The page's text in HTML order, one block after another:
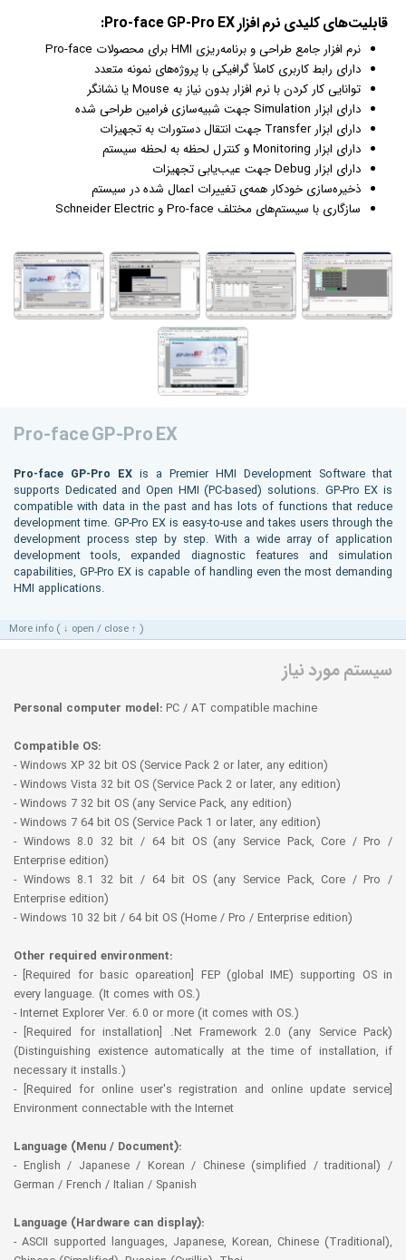
قابلیت‌‌های کلیدی نرم افزار
نرم افزار جامع طراحی و برنامه‌ریزی HMI برای محصولات Pro-face
دارای رابط کاربری کاملاًگرافیکی با پروژه‌های نمونه متعدد
توانایی کار کردن با نرم افزار بدون نیاز به Mouse یا نشانگر
دارای ابزار Simulation جهت شبیه‌سازی فرامین طراحی شده
دارای ابزار Transfer جهت انتقال دستورات به تجهیزات
دارای ابزار Monitoring و کنترل لحظه به لحظه سیستم
دارای ابزار Debug جهت عیب‌یابی تجهیزات
ذخیره‌سازی خودکار همه‌ی تغییرات اعمال شده در سیستم
سازگاری با سیستم‌های مختلف Pro-face و Schneider Electric
Pro-face GP-Pro EX
Pro-face GP-Pro EX is a Premier HMI Development Software that
supports Dedicated and Open HMI (PC-based) solutions. GP-Pro EX is
compatible with data in the past and has lots of functions that reduce
development time. GP-Pro EX is easy-to-use and takes users through the
development process step by step. With a wide array of application
development tools, expanded diagnostic features and simulation
capabilities, GP-Pro EX is capable of handling even the most demanding
HMI applications.
More info ( ↓ open / close ↑ )
سیستم مورد نیاز
Personal computer model: PC / AT compatible machine
Compatible OS:
- Windows XP 32 bit OS (Service Pack 2 or later, any edition)
- Windows Vista 32 bit OS (Service Pack 2 or later, any edition)
- Windows 7 32 bit OS (any Service Pack, any edition)
- Windows 7 64 bit OS (Service Pack 1 or later, any edition)
- Windows 8.0 32 bit / 64 bit OS (any Service Pack, Core / Pro /
Enterprise edition)
- Windows 8.1 32 bit / 64 bit OS (any Service Pack, Core / Pro /
Enterprise edition)
- Windows 10 32 bit / 64 bit OS (Home / Pro / Enterprise edition)
Other required environment:
- [Required for basic opareation] FEP (global IME) supporting OS in
every language. (It comes with OS.)
- Internet Explorer Ver. 6.0 or more (it comes with OS.)
- [Required for installation] .Net Framework 2.0 (any Service Pack)
(Distinguishing existence automatically at the time of installation, if
necessary it installs.)
- [Required for online user's registration and online update service]
Environment connectable with the Internet
Language (Menu / Document):
- English / Japanese / Korean / Chinese (simplified / traditional) /
German / French / Italian / Spanish
Language (Hardware can display):
- ASCII supported languages, Japanese, Korean, Chinese (Traditional),